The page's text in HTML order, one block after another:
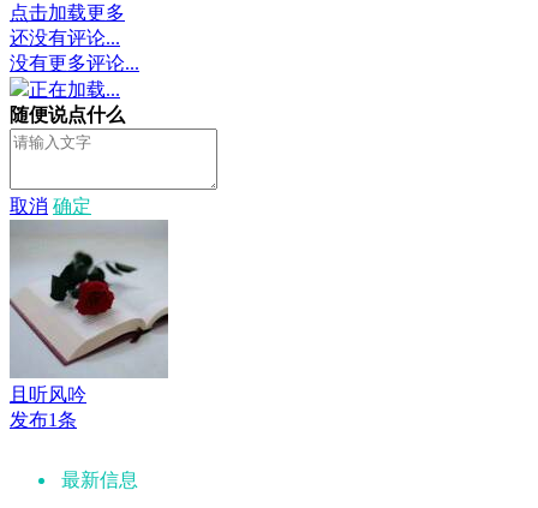
点击加载更多
还没有评论...
没有更多评论...
正在加载...
随便说点什么
取消 确定
且听风吟
发布1条
最新信息